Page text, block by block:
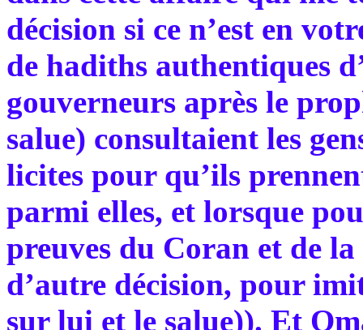
décision si ce n’est en
de hadiths authentiques
gouverneurs après le
salue) consultaient les
licites pour qu’ils
parmi elles, et lorsque
preuves du Coran et de
d’autre décision, pour
sur lui et le salue)). Et